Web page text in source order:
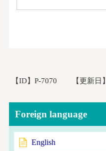
【ID】 P-7070 【更新日】
Foreign language
English